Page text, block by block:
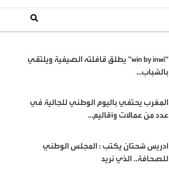
“win by inwi” يطلق قافلته الصيفية ويلتقي
بالشباب…
المغرب يحتفي باليوم الوطني للجالية في
عدد من عمالات وأقاليم…
ادريس شحتان يكتب : المجلس الوطني
للصحافة.. الذي نريد